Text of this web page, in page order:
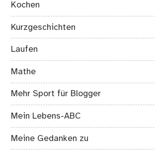
Kochen
Kurzgeschichten
Laufen
Mathe
Mehr Sport für Blogger
Mein Lebens-ABC
Meine Gedanken zu